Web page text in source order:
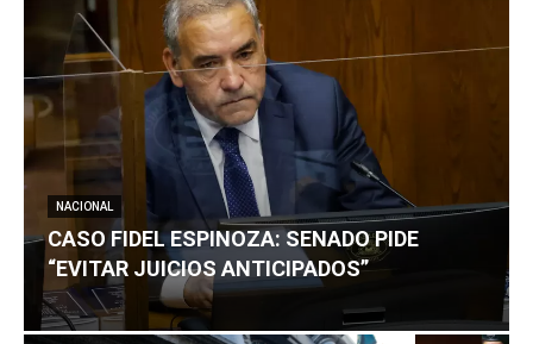
NACIONAL
CASO FIDEL ESPINOZA: SENADO PIDE
“EVITAR JUICIOS ANTICIPADOS”